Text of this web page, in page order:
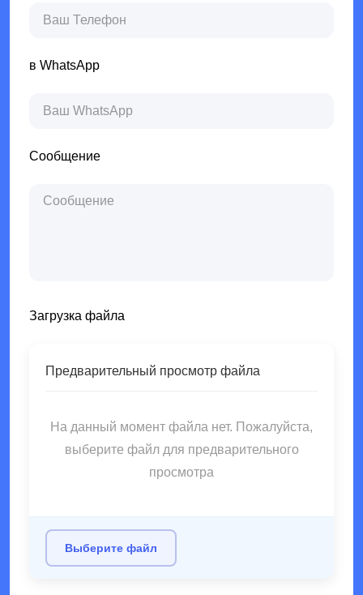
в WhatsApp
Сообщение
Загрузка файла
Предварительный просмотр файла
На данный момент файла нет. Пожалуйста,
выберите файл для предварительного
просмотра
Выберите файл